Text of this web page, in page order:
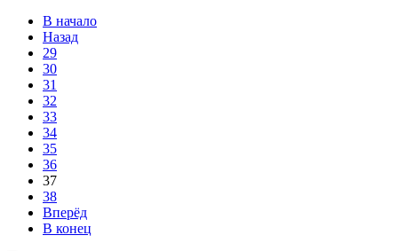
В начало
Назад
29
30
31
32
33
34
35
36
37
38
Вперёд
В конец